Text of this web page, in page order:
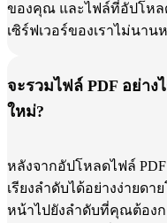
ของคุณ และไฟล์ที่อัปโหล
เซิร์ฟเวอร์ของเราไม่นา
จะรวมไฟล์ PDF อย่าง
ใหม่?
หลังจากอัปโหลดไฟล์
เรียงลำดับได้อย่างง่ายด
หน้าไปยังลำดับที่คุณต้อง